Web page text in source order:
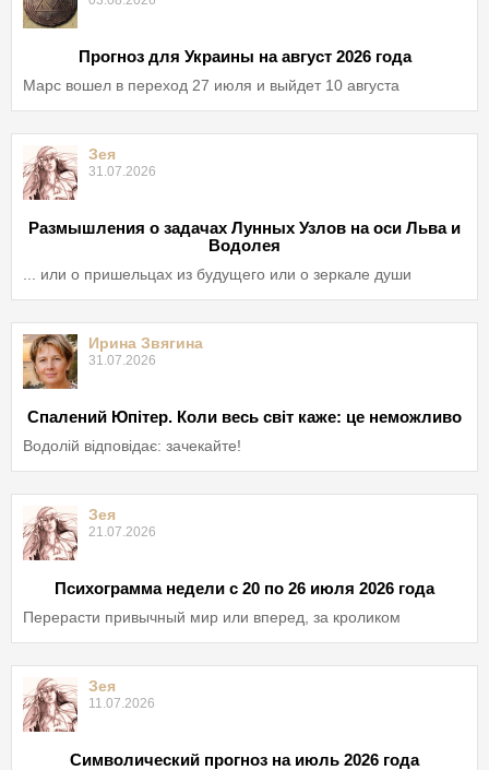
Прогноз для Украины на август 2026 года
Марс вошел в переход 27 июля и выйдет 10 августа
Зея
31.07.2026
Размышления о задачах Лунных Узлов на оси Льва и
Водолея
... или о пришельцах из будущего или о зеркале души
Ирина Звягина
31.07.2026
Спалений Юпітер. Коли весь світ каже: це неможливо
Водолій відповідає: зачекайте!
Зея
21.07.2026
Психограмма недели с 20 по 26 июля 2026 года
Перерасти привычный мир или вперед, за кроликом
Зея
11.07.2026
Символический прогноз на июль 2026 года